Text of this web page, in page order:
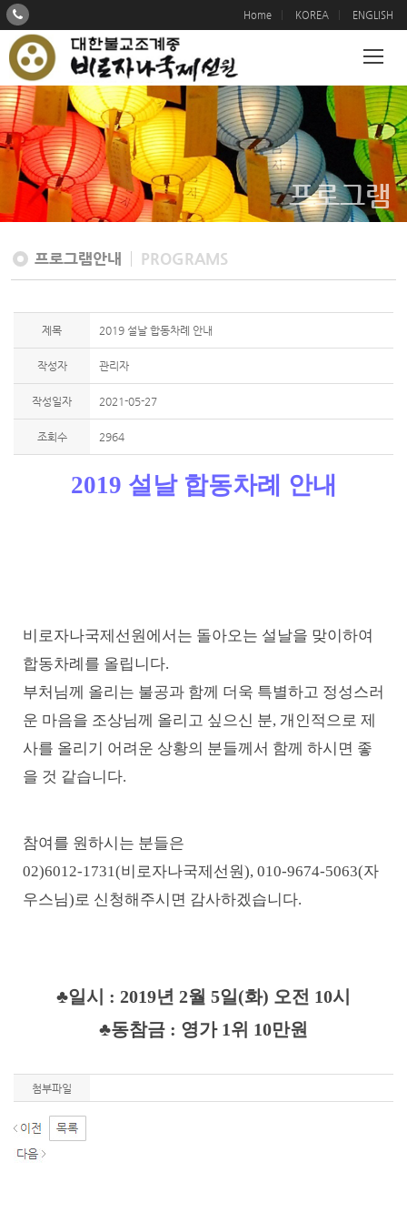
Home KOREA ENGLISH
프로그램
프로그램안내 PROGRAMS
제목 2019 설날 합동차례 안내
작성자 관리자
작성일자 2021-05-27
조회수 2964
2019 설날 합동차례 안내
비로자나국제선원에서는 돌아오는 설날을 맞이하여
합동차례를 올립니다.
부처님께 올리는 불공과 함께 더욱 특별하고 정성스러
운 마음을 조상님께 올리고 싶으신 분, 개인적으로 제
사를 올리기 어려운 상황의 분들께서 함께 하시면 좋
을 것 같습니다.
참여를 원하시는 분들은
02)6012-1731(비로자나국제선원), 010-9674-5063(자
우스님)로 신청해주시면 감사하겠습니다.
♣일시 : 2019년 2월 5일(화) 오전 10시
♣동참금 : 영가 1위 10만원
첨부파일